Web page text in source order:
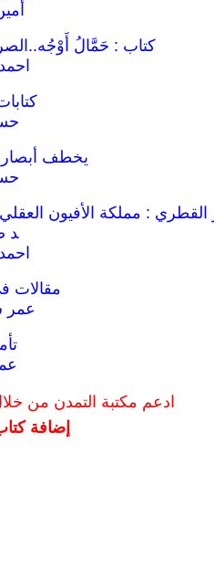
كتاب : حَمَّالُ
يخطف
القطري : مملكة الأفيون
د
مقالات
عمر
ادعم مكتبة التمدن من
إضافة